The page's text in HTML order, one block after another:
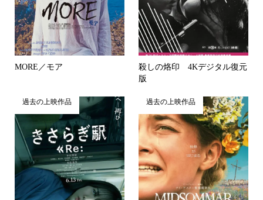
MORE／モア
殺しの烙印 4Kデジタル復元
版
過去の上映作品 過去の上映作品